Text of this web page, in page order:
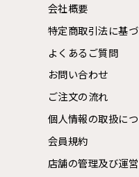
会社概要
特定商取引法に基
よくあるご質問
お問い合わせ
ご注文の流れ
個人情報の取扱に
会員規約
店舗の管理及び運